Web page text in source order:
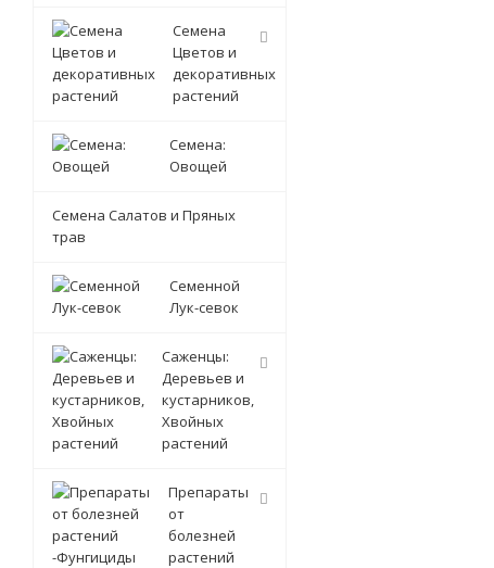
Семена
Цветов и
декоративных
растений
Семена:
Овощей
Семена Салатов и Пряных
трав
Семенной
Лук-севок
Саженцы:
Деревьев и
кустарников,
Хвойных
растений
Препараты
от
болезней
растений